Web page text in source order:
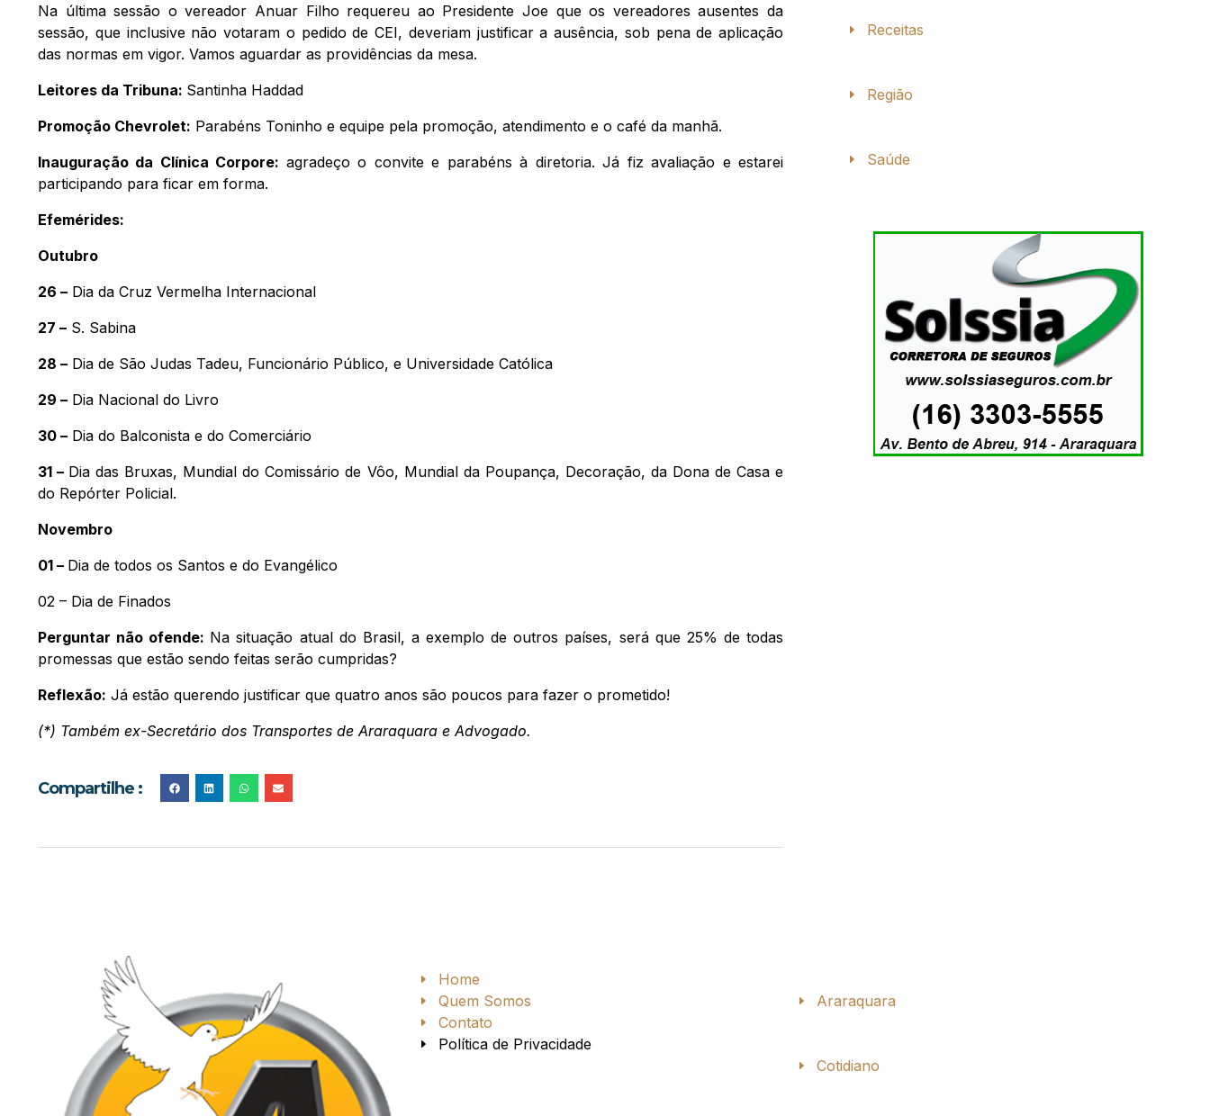
Na última sessão o vereador Anuar Filho requereu ao Presidente Joe que os vereadores ausentes da
sessão, que inclusive não votaram o pedido de CEI, deveriam justificar a ausência, sob pena de aplicação
das normas em vigor. Vamos aguardar as providências da mesa.
Leitores da Tribuna: Santinha Haddad
Promoção Chevrolet: Parabéns Toninho e equipe pela promoção, atendimento e o café da manhã.
Inauguração da Clínica Corpore: agradeço o convite e parabéns à diretoria. Já fiz avaliação e estarei
participando para ficar em forma.
Efemérides:
Outubro
26 – Dia da Cruz Vermelha Internacional
27 – S. Sabina
28 – Dia de São Judas Tadeu, Funcionário Público, e Universidade Católica
29 – Dia Nacional do Livro
30 – Dia do Balconista e do Comerciário
31 – Dia das Bruxas, Mundial do Comissário de Vôo, Mundial da Poupança, Decoração, da Dona de Casa e
do Repórter Policial.
Novembro
01 – Dia de todos os Santos e do Evangélico
02 – Dia de Finados
Perguntar não ofende: Na situação atual do Brasil, a exemplo de outros países, será que 25% de todas
promessas que estão sendo feitas serão cumpridas?
Reflexão: Já estão querendo justificar que quatro anos são poucos para fazer o prometido!
(*) Também ex-Secretário dos Transportes de Araraquara e Advogado.
Compartilhe :
Receitas
Região
Saúde
Home
Quem Somos
Contato
Política de Privacidade
Araraquara
Cotidiano